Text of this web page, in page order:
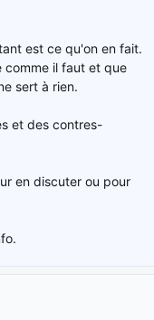
est ce qu'on en fait.
comme il faut et que
sert à rien.
et des contres-
en discuter ou pour